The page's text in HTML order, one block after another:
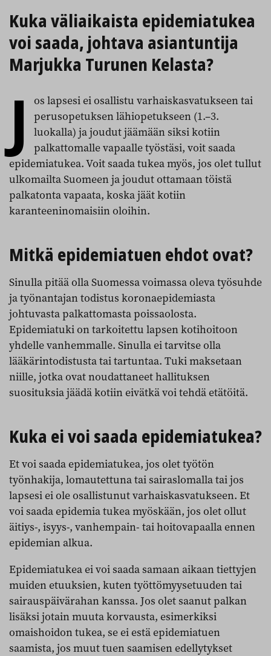
Kuka väliaikaista epidemiatukea
voi saada, johtava asiantuntija
Marjukka Turunen Kelasta?
J
os lapsesi ei osallistu varhaiskasvatukseen tai
perusopetuksen lähiopetukseen (1.–3.
luokalla) ja joudut jäämään siksi kotiin
palkattomalle vapaalle työstäsi, voit saada
epidemiatukea. Voit saada tukea myös, jos olet tullut
ulkomailta Suomeen ja joudut ottamaan töistä
palkatonta vapaata, koska jäät kotiin
karanteeninomaisiin oloihin.
Mitkä epidemiatuen ehdot ovat?
Sinulla pitää olla Suomessa voimassa oleva työsuhde
ja työnantajan todistus koronaepidemiasta
johtuvasta palkattomasta poissaolosta.
Epidemiatuki on tarkoitettu lapsen kotihoitoon
yhdelle vanhemmalle. Sinulla ei tarvitse olla
lääkärintodistusta tai tartuntaa. Tuki maksetaan
niille, jotka ovat noudattaneet hallituksen
suosituksia jäädä kotiin eivätkä voi tehdä etätöitä.
Kuka ei voi saada epidemiatukea?
Et voi saada epidemiatukea, jos olet työtön
työnhakija, lomautettuna tai sairaslomalla tai jos
lapsesi ei ole osallistunut varhaiskasvatukseen. Et
voi saada epidemia tukea myöskään, jos olet ollut
äitiys-, isyys-, vanhempain- tai hoitovapaalla ennen
epidemian alkua.
Epidemiatukea ei voi saada samaan aikaan tiettyjen
muiden etuuksien, kuten työttömyysetuuden tai
sairauspäivärahan kanssa. Jos olet saanut palkan
lisäksi jotain muuta korvausta, esimerkiksi
omaishoidon tukea, se ei estä epidemiatuen
saamista, jos muut tuen saamisen edellytykset